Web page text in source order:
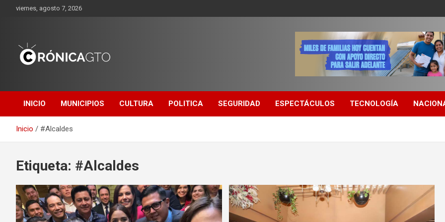
viernes, agosto 7, 2026
GUANAJUATO
INICIO MUNICIPIOS CULTURA POLITICA SEGURIDAD ESPECTÁCULOS TECNOLOGÍA
Inicio #Alcaldes
Etiqueta: #Alcaldes